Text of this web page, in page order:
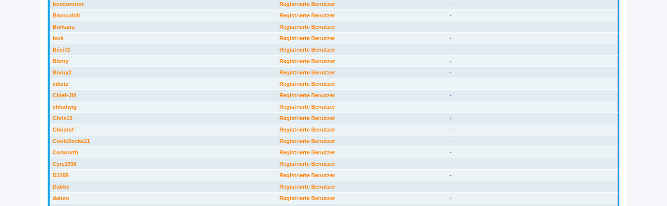
bootsmotor
Registrierte Benutzer
-
Broncobill
Registrierte Benutzer
-
Burkana
Registrierte Benutzer
-
bwk
Registrierte Benutzer
-
Béci72
Registrierte Benutzer
-
Börny
Registrierte Benutzer
-
Börny2
Registrierte Benutzer
-
cdietz
Registrierte Benutzer
-
Chief-JM
Registrierte Benutzer
-
chludwig
Registrierte Benutzer
-
Chris13
Registrierte Benutzer
-
Christof
Registrierte Benutzer
-
CooleSocke21
Registrierte Benutzer
-
Cosworth
Registrierte Benutzer
-
Cyre1936
Registrierte Benutzer
-
D3158
Registrierte Benutzer
-
Dabbe
Registrierte Benutzer
-
dalton
Registrierte Benutzer
-